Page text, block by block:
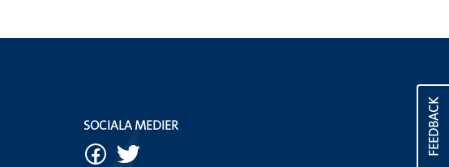
FEEDBACK
SOCIALA MEDIER